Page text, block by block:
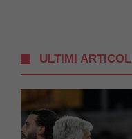
ULTIMI ARTICOLI